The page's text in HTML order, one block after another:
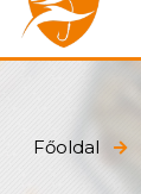
Főoldal